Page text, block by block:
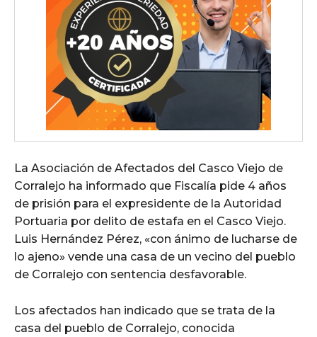
La Asociación de Afectados del Casco Viejo de
Corralejo ha informado que Fiscalía pide 4 años
de prisión para el expresidente de la Autoridad
Portuaria por delito de estafa en el Casco Viejo.
Luis Hernández Pérez, «con ánimo de lucharse de
lo ajeno» vende una casa de un vecino del pueblo
de Corralejo con sentencia desfavorable.
Los afectados han indicado que se trata de la
casa del pueblo de Corralejo, conocida